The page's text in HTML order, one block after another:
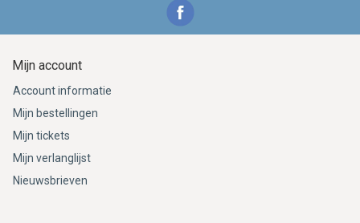
Mijn account
Account informatie
Mijn bestellingen
Mijn tickets
Mijn verlanglijst
Nieuwsbrieven